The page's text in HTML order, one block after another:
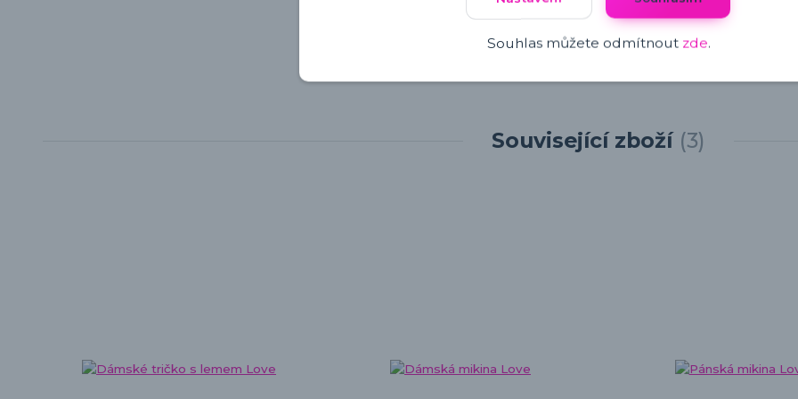
Související zboží 3
Souhlas můžete odmítnout zde.